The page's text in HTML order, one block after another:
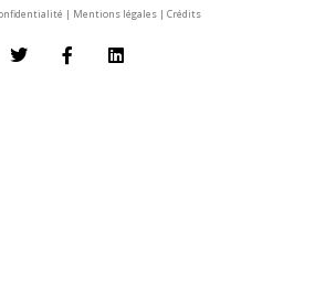
| Mentions légales | Crédits